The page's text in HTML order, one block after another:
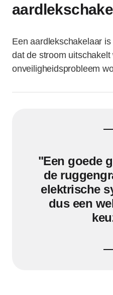
Een aardlekschakelaar
dat de stroom
onveiligheidsprobleem
"Een goede
de
elektrische
dus een